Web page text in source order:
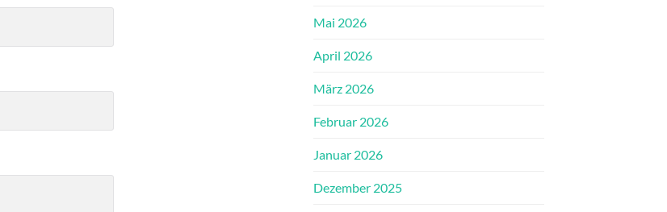
Mai 2026
April 2026
März 2026
Februar 2026
Januar 2026
Dezember 2025